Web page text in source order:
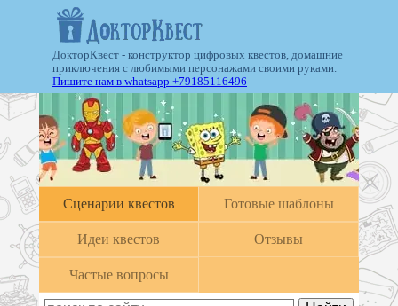
ДокторКвест - конструктор цифровых квестов, домашние
приключения с любимыми персонажами своими руками.
Пишите нам в whatsapp +79185116496
Cценарии квестов Готовые шаблоны
Идеи квестов Отзывы
Частые вопросы